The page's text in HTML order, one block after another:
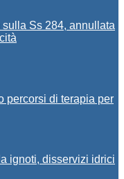
Ss 284, annullata
percorsi di terapia per
ignoti, disservizi idrici